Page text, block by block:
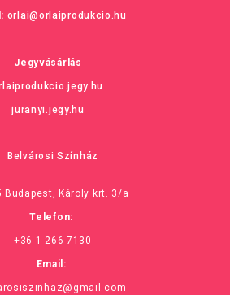
orlai@orlaiprodukcio.hu
Jegyvásárlás
juranyi.jegy.hu
Belvárosi Színház
Budapest, Károly krt. 3/a
Telefon:
+36 1 266 7130
Email: